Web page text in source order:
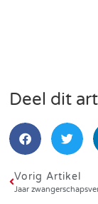
Deel dit
Vorig Artikel